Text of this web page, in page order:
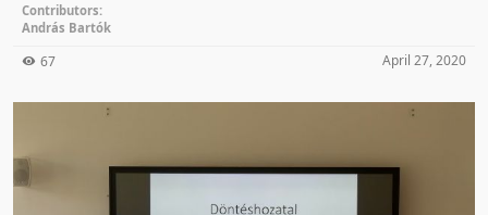
Contributors:
András Bartók
67 April 27, 2020